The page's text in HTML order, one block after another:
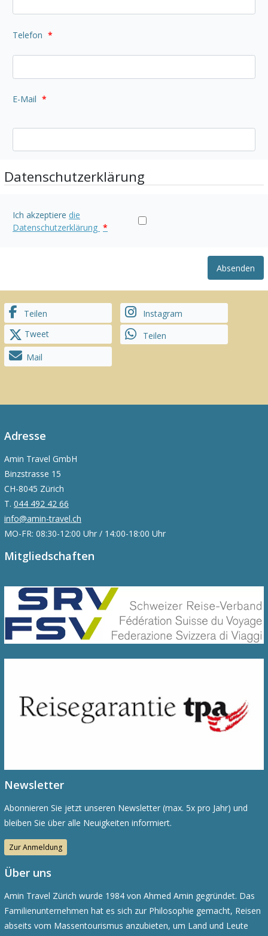
Telefon *
E-Mail *
Datenschutzerklärung
Ich akzeptiere die
Datenschutzerklärung *
Absenden
Teilen
Instagram
Tweet
Teilen
Mail
Adresse
Amin Travel GmbH
Binzstrasse 15
CH-8045 Zürich
T. 044 492 42 66
info@amin-travel.ch
MO-FR: 08:30-12:00 Uhr / 14:00-18:00 Uhr
Mitgliedschaften
Newsletter
Abonnieren Sie jetzt unseren Newsletter (max. 5x pro Jahr) und
bleiben Sie über alle Neuigkeiten informiert.
Zur Anmeldung
Über uns
Amin Travel Zürich wurde 1984 von Ahmed Amin gegründet. Das
Familienunternehmen hat es sich zur Philosophie gemacht, Reisen
abseits vom Massentourismus anzubieten, um Land und Leute